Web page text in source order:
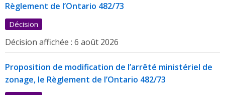
Règlement de l’Ontario 482/73
Décision
Décision affichée : 6 août 2026
Proposition de modification de l’arrêté ministériel de
zonage, le Règlement de l’Ontario 482/73